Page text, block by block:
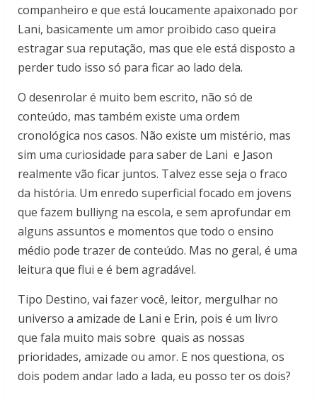
companheiro e que está loucamente apaixonado por
Lani, basicamente um amor proibido caso queira
estragar sua reputação, mas que ele está disposto a
perder tudo isso só para ficar ao lado dela.
O desenrolar é muito bem escrito, não só de
conteúdo, mas também existe uma ordem
cronológica nos casos. Não existe um mistério, mas
sim uma curiosidade para saber de Lani e Jason
realmente vão ficar juntos. Talvez esse seja o fraco
da história. Um enredo superficial focado em jovens
que fazem bulliyng na escola, e sem aprofundar em
alguns assuntos e momentos que todo o ensino
médio pode trazer de conteúdo. Mas no geral, é uma
leitura que flui e é bem agradável.
Tipo Destino, vai fazer você, leitor, mergulhar no
universo a amizade de Lani e Erin, pois é um livro
que fala muito mais sobre quais as nossas
prioridades, amizade ou amor. E nos questiona, os
dois podem andar lado a lada, eu posso ter os dois?